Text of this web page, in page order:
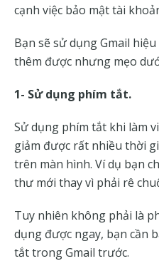
cạnh việc bảo mật tài
Bạn sẽ sử dụng Gmail
thêm được nhưng mẹo
1- Sử dụng phím tắt.
Sử dụng phím tắt khi làm
giảm được rất nhiều thời
trên màn hình. Ví dụ bạn
thư mới thay vì phải rê
Tuy nhiên không phải là
dụng được ngay, bạn cần
tắt trong Gmail trước.